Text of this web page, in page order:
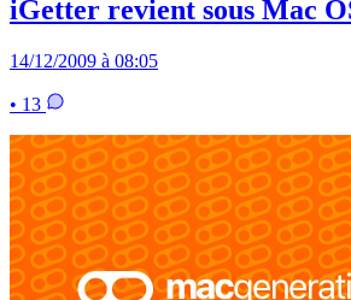
iGetter revient sous Mac
14/12/2009 à 08:05
• 13